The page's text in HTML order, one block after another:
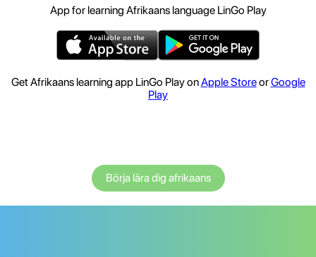
App for learning Afrikaans language LinGo Play
Get Afrikaans learning app LinGo Play onApple StoreorGoogle
Play
Börja lära dig afrikaans